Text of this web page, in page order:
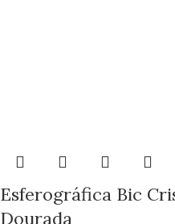
Esferográfica Bic
Dourada